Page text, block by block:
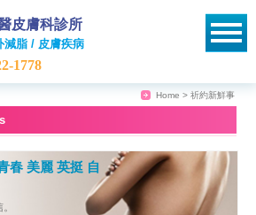
皮膚科診所
減脂 / 皮膚疾病
1778
Home > 祈約新鮮事
春 美麗 英挺 自